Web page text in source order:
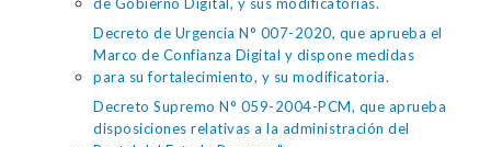
Decreto de Urgencia N° 007-2020, que aprueba el
Marco de Confianza Digital y dispone medidas
para su fortalecimiento, y su modificatoria.
Decreto Supremo N° 059-2004-PCM, que aprueba
disposiciones relativas a la administración del